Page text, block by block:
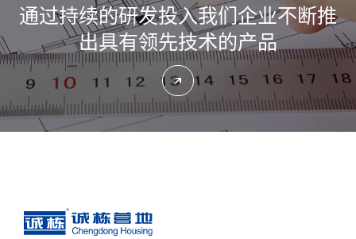
通过持续的研发投入我们企业不断推
出具有领先技术的产品
了解更多